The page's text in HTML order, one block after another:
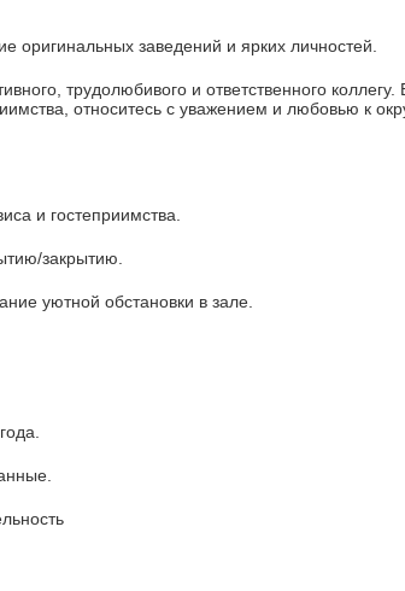
оригинальных заведений и ярких личностей.
трудолюбивого и ответственного
относитесь с уважением и любовью к
и гостеприимства.
закрытию.
уютной обстановки в зале.